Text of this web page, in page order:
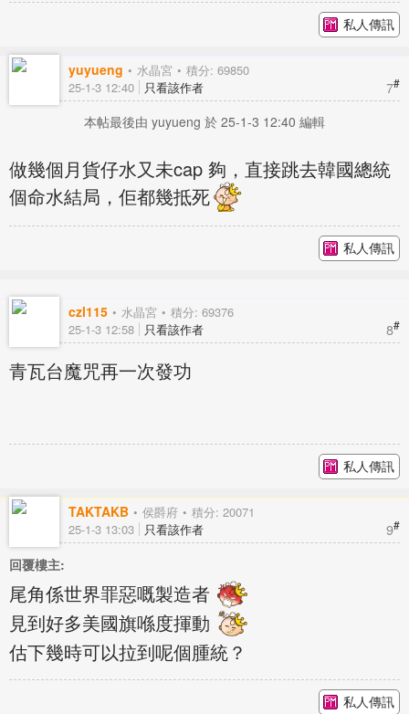
私人傳訊
yuyueng 水晶宮 積分: 69850
7#
25-1-3 12:40 只看該作者
本帖最後由 yuyueng 於 25-1-3 12:40 編輯
做幾個月貨仔水又未cap 夠，直接跳去韓國總統
個命水結局，佢都幾抵死
私人傳訊
czl115 水晶宮 積分: 69376
8#
25-1-3 12:58 只看該作者
青瓦台魔咒再一次發功
私人傳訊
TAKTAKB 侯爵府 積分: 20071
9#
25-1-3 13:03 只看該作者
回覆樓主:
尾角係世界罪惡嘅製造者
見到好多美國旗喺度揮動
估下幾時可以拉到呢個腫統？
私人傳訊